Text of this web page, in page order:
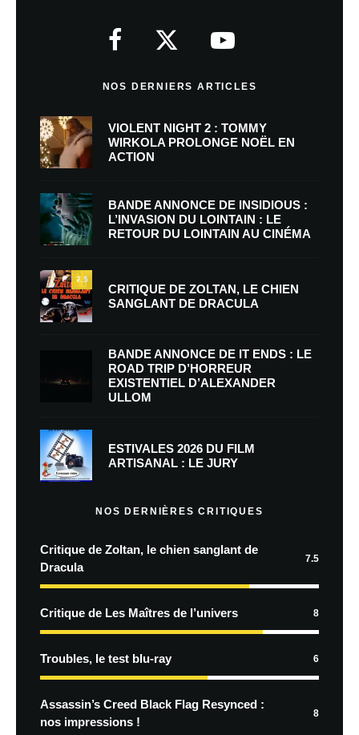
NOS DERNIERS ARTICLES
VIOLENT NIGHT 2 : TOMMY
WIRKOLA PROLONGE NOËL EN
ACTION
BANDE ANNONCE DE INSIDIOUS :
L’INVASION DU LOINTAIN : LE
RETOUR DU LOINTAIN AU CINÉMA
7.5
CRITIQUE DE ZOLTAN, LE CHIEN
SANGLANT DE DRACULA
BANDE ANNONCE DE IT ENDS : LE
ROAD TRIP D’HORREUR
EXISTENTIEL D’ALEXANDER
ULLOM
ESTIVALES 2026 DU FILM
ARTISANAL : LE JURY
NOS DERNIÈRES CRITIQUES
Critique de Zoltan, le chien sanglant de
Dracula
7.5
Critique de Les Maîtres de l’univers 8
Troubles, le test blu-ray 6
Assassin’s Creed Black Flag Resynced :
nos impressions !
8